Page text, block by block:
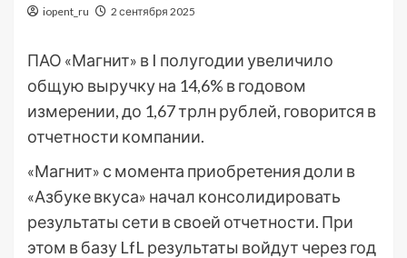
iopent_ru 2 сентября 2025
ПАО «Магнит» в I полугодии увеличило
общую выручку на 14,6% в годовом
измерении, до 1,67 трлн рублей, говорится в
отчетности компании.
«Магнит» с момента приобретения доли в
«Азбуке вкуса» начал консолидировать
результаты сети в своей отчетности. При
этом в базу LfL результаты войдут через год